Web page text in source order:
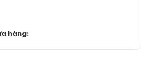
hàng: